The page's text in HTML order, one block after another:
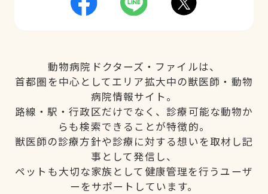
動物病院ドクターズ・ファイルは、
首都圏を中心としてエリア拡大中の獣医師・動物
病院情報サイト。
路線・駅・行政区だけでなく、診療可能な動物か
らも検索できることが特徴的。
獣医師の診療方針や診療に対する想いを取材し記
事として発信し、
ペットも大切な家族として健康管理を行うユーザ
ーをサポートしています。